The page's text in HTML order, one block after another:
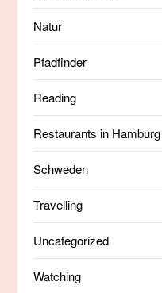
Natur
Pfadfinder
Reading
Restaurants in Hamburg
Schweden
Travelling
Uncategorized
Watching